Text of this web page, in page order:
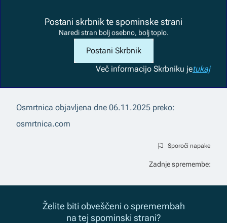
Postani skrbnik te spominske strani
Naredi stran bolj osebno, bolj toplo.
Postani Skrbnik
Več informacijo Skrbniku jetukaj
Osmrtnica objavljena dne 06.11.2025 preko:
osmrtnica.com
Sporoči napake
Zadnje spremembe:
Želite biti obveščeni o spremembah
na tej spominski strani?